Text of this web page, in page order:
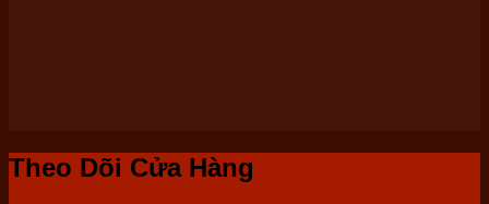
Theo Dõi Cửa Hàng